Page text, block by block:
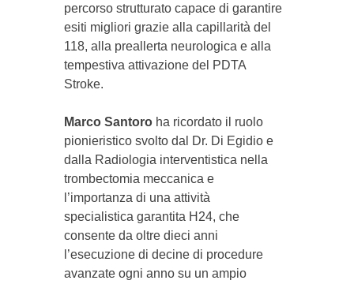
percorso strutturato capace di garantire
esiti migliori grazie alla capillarità del
118, alla preallerta neurologica e alla
tempestiva attivazione del PDTA
Stroke.
Marco Santoroha ricordato il ruolo
pionieristico svolto dal Dr. Di Egidio e
dalla Radiologia interventistica nella
trombectomia meccanica e
l’importanza di una attività
specialistica garantita H24, che
consente da oltre dieci anni
l’esecuzione di decine di procedure
avanzate ogni anno su un ampio